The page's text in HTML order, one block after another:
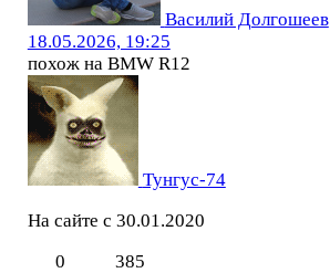
Василий Долгошеев
18.05.2026, 19:25
похож на BMW R12
Тунгус-74
На сайте с 30.01.2020
0
385